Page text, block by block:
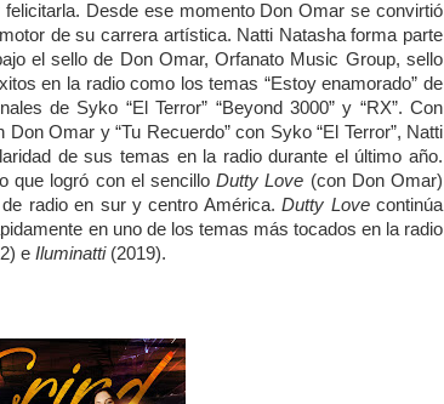
Desde ese momento Don Omar se convirtió
de su carrera artística. Natti Natasha forma parte
el sello de Don Omar, Orfanato Music Group, sello
en la radio como los temas “Estoy enamorado” de
de Syko “El Terror” “Beyond 3000” y “RX”. Con
Omar y “Tu Recuerdo” con Syko “El Terror”, Natti
de sus temas en la radio durante el último año.
que logró con el sencilloDutty Love (con Don Omar)
radio en sur y centro América.Dutty Lovecontinúa
en uno de los temas más tocados en la radio
e Iluminatti(2019).